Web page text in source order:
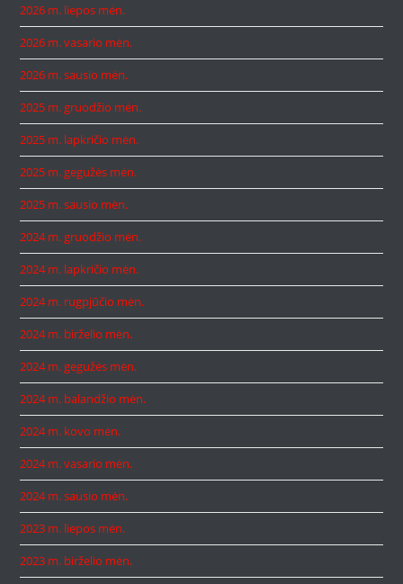
2026 m. liepos mėn.
2026 m. vasario mėn.
2026 m. sausio mėn.
2025 m. gruodžio mėn.
2025 m. lapkričio mėn.
2025 m. gegužės mėn.
2025 m. sausio mėn.
2024 m. gruodžio mėn.
2024 m. lapkričio mėn.
2024 m. rugpjūčio mėn.
2024 m. birželio mėn.
2024 m. gegužės mėn.
2024 m. balandžio mėn.
2024 m. kovo mėn.
2024 m. vasario mėn.
2024 m. sausio mėn.
2023 m. liepos mėn.
2023 m. birželio mėn.